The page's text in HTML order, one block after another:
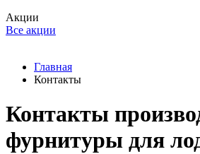
Акции
Все акции
Главная
Контакты
Контакты
фурнитуры для